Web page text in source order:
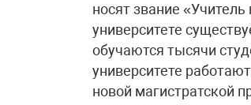
носят звание
университете
обучаются тысячи
университете
новой магистратской